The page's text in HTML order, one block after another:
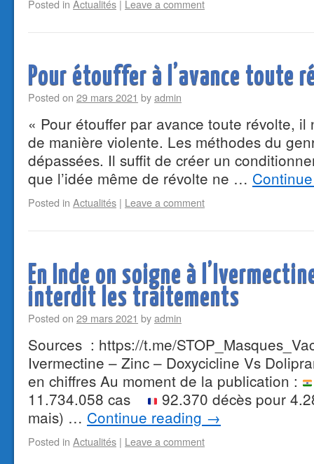
Posted in Actualités | Leave a comment
Pour étouffer à l’avance toute
Posted on 29 mars 2021 byadmin
« Pour étouffer par avance toute révolte, il
de manière violente. Les méthodes du
dépassées. Il suffit de créer un
que l’idée même de révolte ne …
Posted in Actualités | Leave a comment
En Inde on soigne à
interdit les traitements
Posted on 29 mars 2021 byadmin
Sources : https://t.me/
Ivermectine – Zinc – Doxycicline Vs
en chiffres Au moment de la publication :
11.734.058 cas
92.370 décès pour
mais) … Continue reading →
Posted in Actualités | Leave a comment